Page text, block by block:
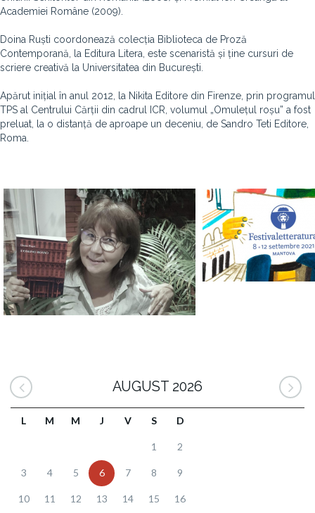
Academiei Române (2009).
Doina Ruști coordonează colecția Biblioteca de Proză
Contemporană, la Editura Litera, este scenaristă și ține cursuri de
scriere creativă la Universitatea din București.
Apărut inițial în anul 2012, la Nikita Editore din Firenze, prin programul
TPS al Centrului Cărții din cadrul ICR, volumul „Omulețul roșu” a fost
preluat, la o distanță de aproape un deceniu, de Sandro Teti Editore,
Roma.
AUGUST 2026
L M M J V S D
1 2
3 4 5 6 7 8 9
10 11 12 13 14 15 16